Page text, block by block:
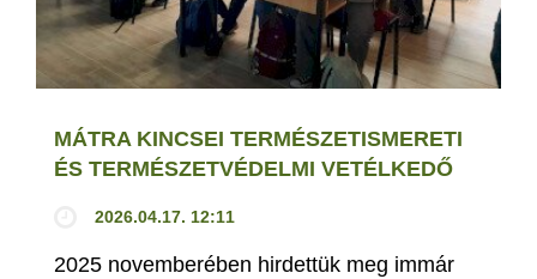
MÁTRA KINCSEI TERMÉSZETISMERETI
ÉS TERMÉSZETVÉDELMI VETÉLKEDŐ
2026.04.17. 12:11
2025 novemberében hirdettük meg immár